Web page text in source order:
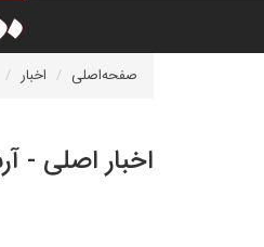
صفحه‌اصلی اخبار
اخبار اصلی -